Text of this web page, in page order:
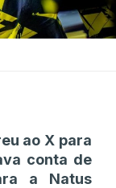
ao X para
conta de
a Natus